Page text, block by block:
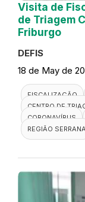
Visita de
de Triagem
Friburgo
DEFIS
18 de May de
FISCALIZAÇÃO
CENTRO DE
CORONAVÍRUS
REGIÃO